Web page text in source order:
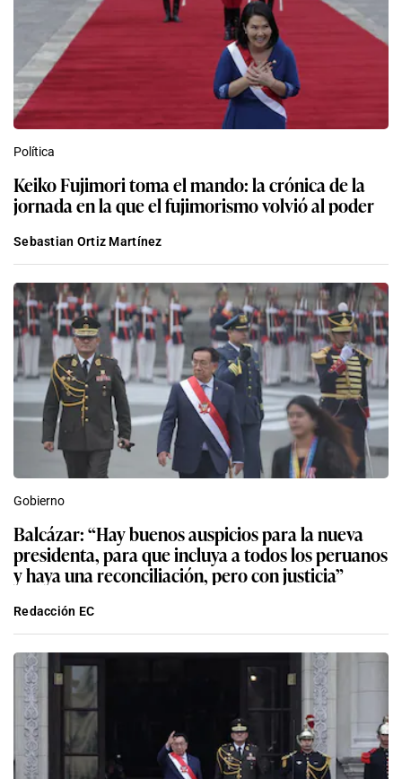
Política
Keiko Fujimori toma el mando: la crónica de la
jornada en la que el fujimorismo volvió al poder
Sebastian Ortiz Martínez
Gobierno
Balcázar: “Hay buenos auspicios para la nueva
presidenta, para que incluya a todos los peruanos
y haya una reconciliación, pero con justicia”
Redacción EC